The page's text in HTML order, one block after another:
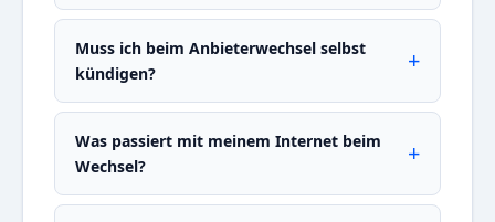
Muss ich beim Anbieterwechsel selbst
kündigen?
Was passiert mit meinem Internet beim
Wechsel?